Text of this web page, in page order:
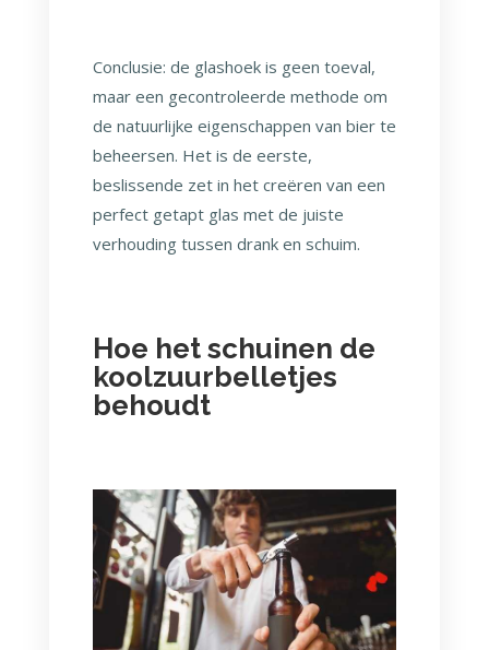
Conclusie: de glashoek is geen toeval,
maar een gecontroleerde methode om
de natuurlijke eigenschappen van bier te
beheersen. Het is de eerste,
beslissende zet in het creëren van een
perfect getapt glas met de juiste
verhouding tussen drank en schuim.
Hoe het schuinen de
koolzuurbelletjes
behoudt